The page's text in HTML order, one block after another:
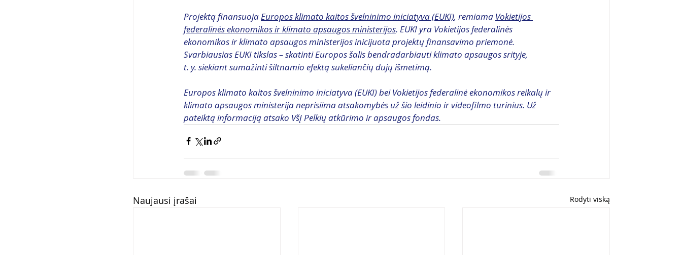
Projektą finansuoja Europos klimato kaitos švelninimo iniciatyva (EUKI), remiama Vokietijos
federalinės ekonomikos ir klimato apsaugos ministerijos. EUKI yra Vokietijos federalinės
ekonomikos ir klimato apsaugos ministerijos inicijuota projektų finansavimo priemonė.
Svarbiausias EUKI tikslas – skatinti Europos šalis bendradarbiauti klimato apsaugos srityje,
t. y. siekiant sumažinti šiltnamio efektą sukeliančių dujų išmetimą.
Europos klimato kaitos švelninimo iniciatyva (EUKI) bei Vokietijos federalinė ekonomikos reikalų ir
klimato apsaugos ministerija neprisiima atsakomybės už šio leidinio ir videofilmo turinius. Už
pateiktą informaciją atsako VšĮ Pelkių atkūrimo ir apsaugos fondas.
Naujausi įrašai Rodyti viską